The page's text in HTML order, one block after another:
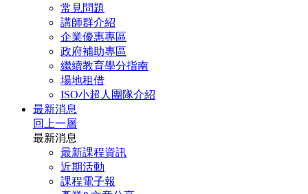
常見問題
講師群介紹
企業優惠專區
政府補助專區
繼續教育學分指南
場地租借
ISO小超人團隊介紹
最新消息
回上一層
最新消息
最新課程資訊
近期活動
課程電子報